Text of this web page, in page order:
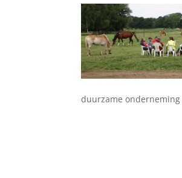
duurzame